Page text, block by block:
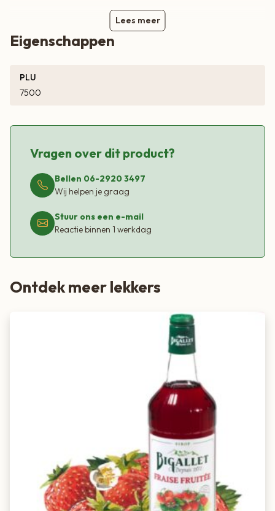
Lees meer
Eigenschappen
PLU
7500
Vragen over dit product?
Bellen 06-2920 3497
Wij helpen je graag
Stuur ons een e-mail
Reactie binnen 1 werkdag
Ontdek meer lekkers